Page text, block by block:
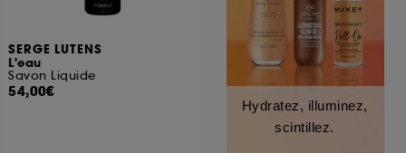
SERGE LUTENS
L'eau
Savon Liquide
54,00€
Hydratez, illuminez,
scintillez.